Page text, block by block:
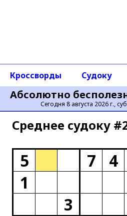
Абсолютно
Сегодня 8 августа 2026 г.,
Кроссворды Судоку
Среднее cудоку
5 7 4
1
3